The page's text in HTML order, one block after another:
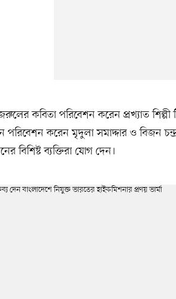
কবিতা পরিবেশন করেন প্রখ্যাত শিল্পী
পরিবেশন করেন মৃদুলা সমাদ্দার ও বিজন চন্দ্র
বিশিষ্ট ব্যক্তিরা যোগ দেন।